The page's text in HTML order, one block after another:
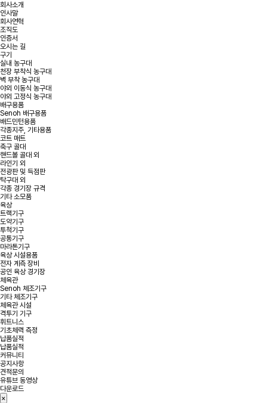
회사소개
인사말
회사연혁
조직도
인증서
오시는 길
구기
실내 농구대
천장 부착식 농구대
벽 부착 농구대
야외 이동식 농구대
야외 고정식 농구대
배구용품
Senoh 배구용품
배드민턴용품
각종지주, 기타용품
코트 매트
축구 골대
핸드볼 골대 외
라인기 외
전광판 및 득점판
탁구대 외
각종 경기장 규격
기타 소모품
육상
트랙기구
도약기구
투척기구
공통기구
마라톤기구
육상 시설용품
전자 계측 장비
공인 육상 경기장
체육관
Senoh 체조기구
기타 체조기구
체육관 시설
격투기 기구
휘트니스
기초체력 측정
납품실적
납품실적
커뮤니티
공지사항
견적문의
유튜브 동영상
다운로드
×